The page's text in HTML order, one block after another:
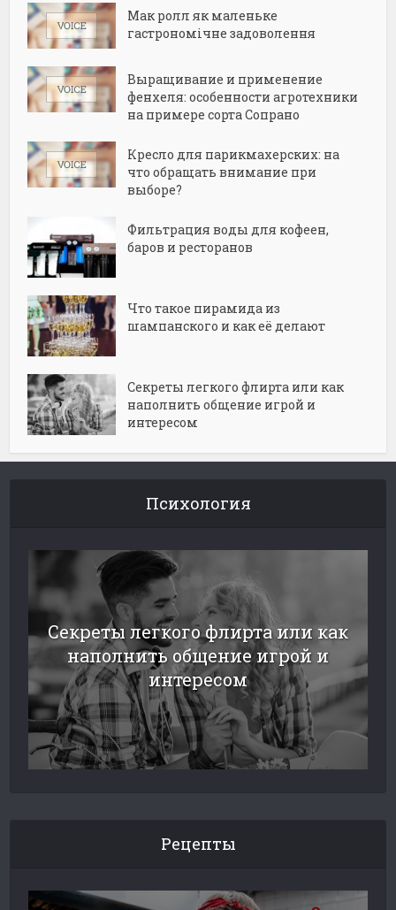
Мак ролл як маленьке
гастрономічне задоволення
Выращивание и применение
фенхеля: особенности агротехники
на примере сорта Сопрано
Кресло для парикмахерских: на
что обращать внимание при
выборе?
Фильтрация воды для кофеен,
баров и ресторанов
Что такое пирамида из
шампанского и как её делают
Секреты легкого флирта или как
наполнить общение игрой и
интересом
Психология
Секреты легкого флирта или как
наполнить общение игрой и
интересом
Рецепты